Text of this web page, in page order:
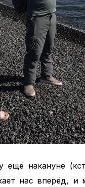
ещё накануне
нас вперёд,